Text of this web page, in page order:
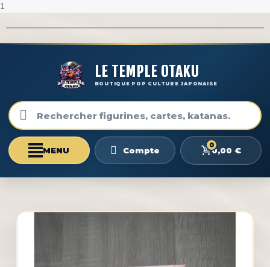
1
LE TEMPLE OTAKU
BOUTIQUE POP CULTURE JAPONAISE
Compte
0
0,00 €